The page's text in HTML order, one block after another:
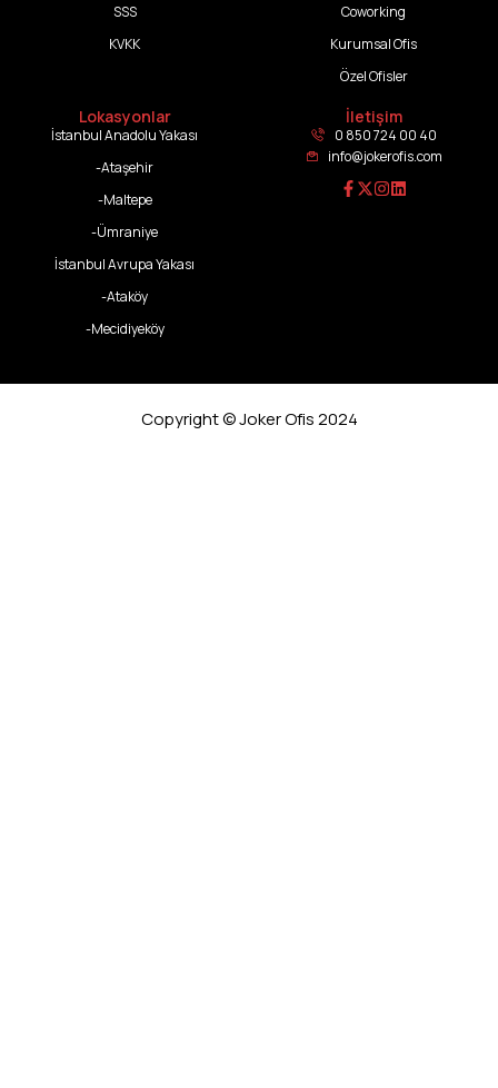
SSS
KVKK
Coworking
Kurumsal Ofis
Özel Ofisler
Lokasyonlar
İstanbul Anadolu Yakası
-Ataşehir
-Maltepe
-Ümraniye
İstanbul Avrupa Yakası
-Ataköy
-Mecidiyeköy
İletişim
0 850 724 00 40
info@jokerofis.com
Copyright © Joker Ofis 2024